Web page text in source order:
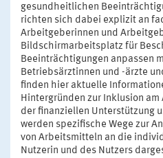
gesundheitlichen
richten sich dabei explizit an
Arbeitgeberinnen und
Bildschirmarbeitsplatz für
Beeinträchtigungen anpassen
Betriebsärztinnen und -ärzte
finden hier aktuelle
Hintergründen zur Inklusion
der finanziellen Unterstützung
werden spezifische Wege zur
von Arbeitsmitteln an die
Nutzerin und des Nutzers